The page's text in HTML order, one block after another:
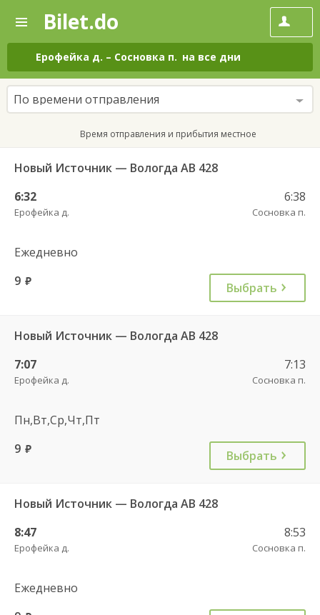
—
Поиск
и
покупка
билетов
на
автобус
онлайн
Bilet.do
Ерофейка д. – Сосновка п. на все дни
По времени отправления
Время отправления и прибытия местное
Новый Источник — Вологда АВ 428
6:32
Ерофейка д.
6:38
Сосновка п.
Ежедневно
9 руб. Выбрать
Новый Источник — Вологда АВ 428
7:07
Ерофейка д.
7:13
Сосновка п.
Пн,Вт,Ср,Чт,Пт
9 руб. Выбрать
Новый Источник — Вологда АВ 428
8:47
Ерофейка д.
8:53
Сосновка п.
Ежедневно